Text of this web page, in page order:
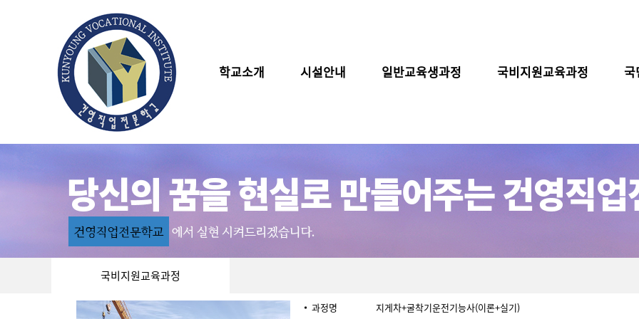
학교소개 시설안내 일반교육생과정 국비지원교육과정 국
국비지원교육과정
과정명 지게차+굴착기운전기능사(이론+실기)